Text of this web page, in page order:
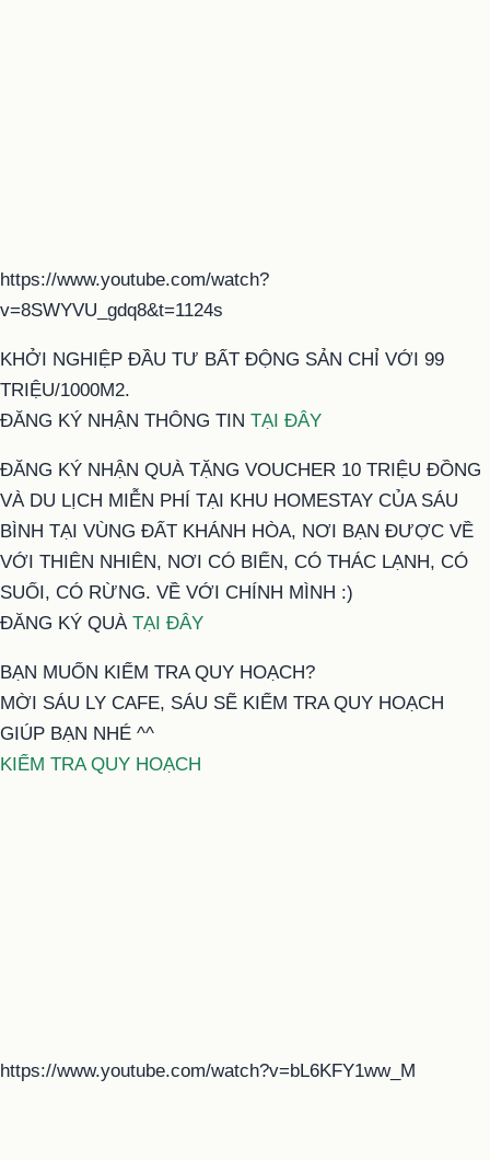
https://www.youtube.com/watch?
v=8SWYVU_gdq8&t=1124s
KHỞI NGHIỆP ĐẦU TƯ BẤT ĐỘNG SẢN CHỈ VỚI 99
TRIỆU/1000M2.
ĐĂNG KÝ NHẬN THÔNG TIN TẠI ĐÂY
ĐĂNG KÝ NHẬN QUÀ TẶNG VOUCHER 10 TRIỆU ĐỒNG
VÀ DU LỊCH MIỄN PHÍ TẠI KHU HOMESTAY CỦA SÁU
BÌNH TẠI VÙNG ĐẤT KHÁNH HÒA, NƠI BẠN ĐƯỢC VỀ
VỚI THIÊN NHIÊN, NƠI CÓ BIỂN, CÓ THÁC LẠNH, CÓ
SUỐI, CÓ RỪNG. VỀ VỚI CHÍNH MÌNH :)
ĐĂNG KÝ QUÀ TẠI ĐÂY
BẠN MUỐN KIỂM TRA QUY HOẠCH?
MỜI SÁU LY CAFE, SÁU SẼ KIỂM TRA QUY HOẠCH
GIÚP BẠN NHÉ ^^
KIỂM TRA QUY HOẠCH
https://www.youtube.com/watch?v=bL6KFY1ww_M